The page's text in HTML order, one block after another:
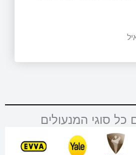
כל סוגי המנעולים